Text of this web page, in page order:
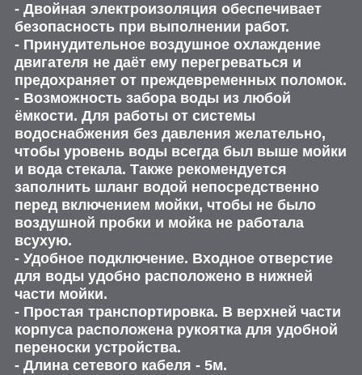
- Двойная электроизоляция обеспечивает
безопасность при выполнении работ.
- Принудительное воздушное охлаждение
двигателя не даёт ему перегреваться и
предохраняет от преждевременных поломок.
- Возможность забора воды из любой
ёмкости. Для работы от системы
водоснабжения без давления желательно,
чтобы уровень воды всегда был выше мойки
и вода стекала. Также рекомендуется
заполнить шланг водой непосредственно
перед включением мойки, чтобы не было
воздушной пробки и мойка не работала
всухую.
- Удобное подключение. Входное отверстие
для воды удобно расположено в нижней
части мойки.
- Простая транспортировка. В верхней части
корпуса расположена рукоятка для удобной
переноски устройства.
- Длина сетевого кабеля - 5м.